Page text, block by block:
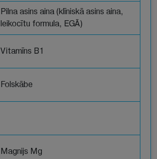
Pilna asins aina (klīniskā asins aina,
leikocītu formula, EGĀ)
Vitamīns B1
Folskābe
Magnijs Mg